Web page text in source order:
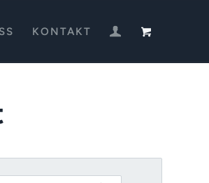
KONTAKT